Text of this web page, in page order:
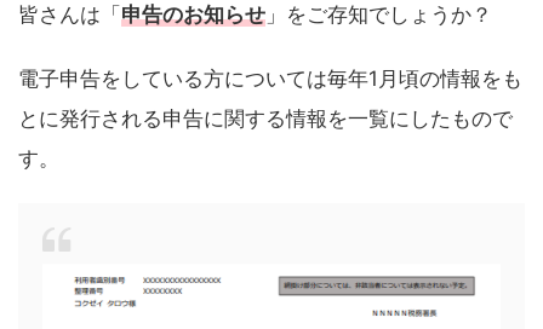
皆さんは「申告のお知らせ 」をご存知でしょうか？
電子申告をしている方については毎年1月頃の情報をも
とに発行される申告に関する情報を一覧にしたもので
す。